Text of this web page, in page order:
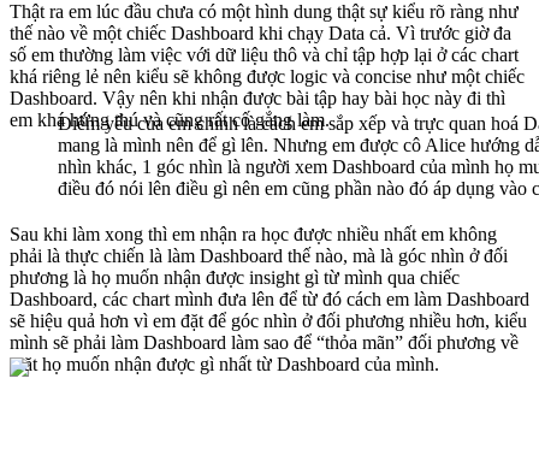
Thật ra em lúc đầu chưa có một hình dung thật sự kiểu rõ ràng như
thế nào về một chiếc Dashboard khi chạy Data cả. Vì trước giờ đa
số em thường làm việc với dữ liệu thô và chỉ tập hợp lại ở các chart
khá riêng lẻ nên kiểu sẽ không được logic và concise như một chiếc
Dashboard. Vậy nên khi nhận được bài tập hay bài học này đi thì
em khá hứng thú và cũng rất cố gắng làm.
Điểm yếu của em chính là cách em sắp xếp và trực quan hoá
mang là mình nên để gì lên. Nhưng em được cô Alice hướng
nhìn khác, 1 góc nhìn là người xem Dashboard của mình họ
điều đó nói lên điều gì nên em cũng phần nào đó áp dụng vào
Sau khi làm xong thì em nhận ra học được nhiều nhất em không
phải là thực chiến là làm Dashboard thế nào, mà là góc nhìn ở đối
phương là họ muốn nhận được insight gì từ mình qua chiếc
Dashboard, các chart mình đưa lên để từ đó cách em làm Dashboard
sẽ hiệu quả hơn vì em đặt để góc nhìn ở đối phương nhiều hơn, kiểu
mình sẽ phải làm Dashboard làm sao để “thỏa mãn” đối phương về
mặt họ muốn nhận được gì nhất từ Dashboard của mình.